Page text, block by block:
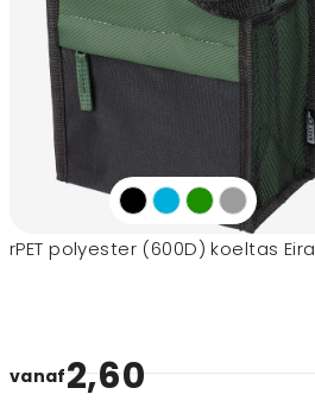
rPET polyester (600D) koeltas Eira
vanaf2,60